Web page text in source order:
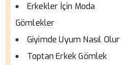
Erkekler İçin Moda
Gömlekler
Giyimde Uyum Nasıl Olur
Toptan Erkek Gömlek